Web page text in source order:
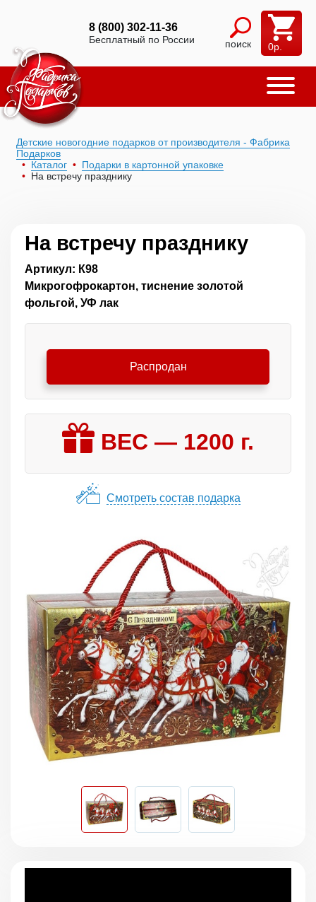
8 (800) 302-11-36
Бесплатный по России поиск 0р.
Детские новогодние подарков от производителя - Фабрика
Подарков
Каталог
Подарки в картонной упаковке
На встречу празднику
На встречу празднику
Артикул: К98
Микрогофрокартон, тиснение золотой
фольгой, УФ лак
Распродан
ВЕС — 1200 г.
Смотреть состав подарка